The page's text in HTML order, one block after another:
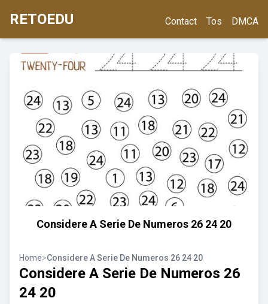
RETOEDU Contact Tos DMCA
Considere A Serie De Numeros 26 24 20
Home>Considere A Serie De Numeros 26 24 20
Considere A Serie De Numeros 26
24 20